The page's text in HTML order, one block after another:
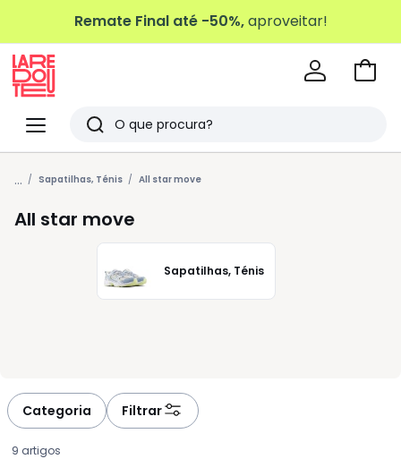
Remate Final até -50%,aproveitar!
Menu
Redoute
Pesquisar
Últimos
artigos
vistos
Ir
... Sapatilhas, Ténis All star move
All star move
Sapatilhas, Ténis
Categoria Filtrar
9 artigos